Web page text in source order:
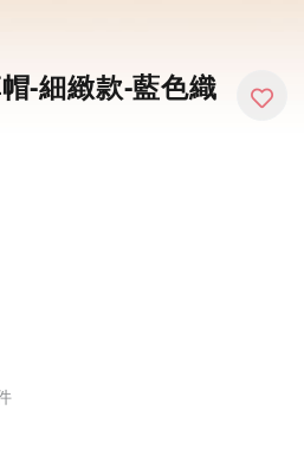
-細緻款-藍色織